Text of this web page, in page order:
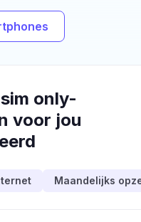
only-
voor jou
Maandelijks